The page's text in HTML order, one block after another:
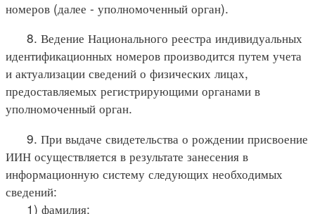
номеров (далее - уполномоченный орган).
8. Ведение Национального реестра индивидуальных
идентификационных номеров производится путем учета
и актуализации сведений о физических лицах,
предоставляемых регистрирующими органами в
уполномоченный орган.
9. При выдаче свидетельства о рождении присвоение
ИИН осуществляется в результате занесения в
информационную систему следующих необходимых
сведений:
1) фамилия;